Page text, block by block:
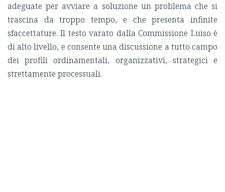
adeguate per avviare a soluzione un problema che si
trascina da troppo tempo, e che presenta infinite
sfaccettature. Il testo varato dalla Commissione Luiso è
di alto livello, e consente una discussione a tutto campo
dei profili ordinamentali, organizzativi, strategici e
strettamente processuali.